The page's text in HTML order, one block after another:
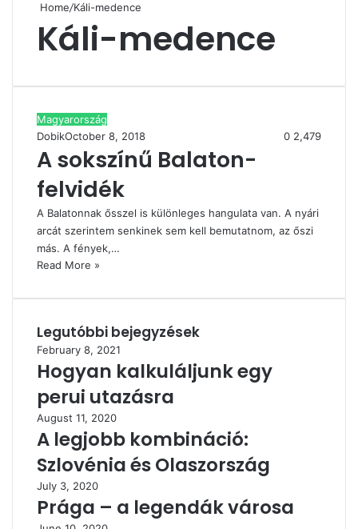
Home/Káli-medence
Káli-medence
Magyarország
DobikOctober 8, 2018 0 2,479
A sokszínű Balaton-
felvidék
A Balatonnak ősszel is különleges hangulata van. A nyári
arcát szerintem senkinek sem kell bemutatnom, az őszi
más. A fények,…
Read More »
Legutóbbi bejegyzések
February 8, 2021
Hogyan kalkuláljunk egy
perui utazásra
August 11, 2020
A legjobb kombináció:
Szlovénia és Olaszország
July 3, 2020
Prága – a legendák városa